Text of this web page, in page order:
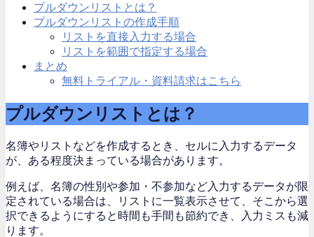
プルダウンリストとは？
プルダウンリストの作成手順
リストを直接入力する場合
リストを範囲で指定する場合
まとめ
無料トライアル・資料請求はこちら
プルダウンリストとは？
名簿やリストなどを作成するとき、セルに入力するデータ
が、ある程度決まっている場合があります。
例えば、名簿の性別や参加・不参加など入力するデータが限
定されている場合は、リストに一覧表示させて、そこから選
択できるようにすると時間も手間も節約でき、入力ミスも減
ります。